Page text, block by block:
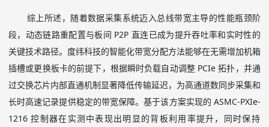
综上所述，随着数据采集系统迈入总线带宽主导的性能瓶颈阶
段，动态链路重配置与板间 P2P 直连已成为提升吞吐率和实时性的
关键技术路径。度纬科技的智能化带宽分配方法能够在无需增加机箱
插槽或更换板卡的前提下，根据瞬时负载自动调整 PCIe拓扑，并通
过交换芯片内部直通机制显著降低传输延迟，为高通道数同步采集和
长时高速记录提供稳定的带宽保障。基于该方案实现的 ASMC-PXIe-
1216控制器在实测中表现出明显的背板利用率提升，同时保持